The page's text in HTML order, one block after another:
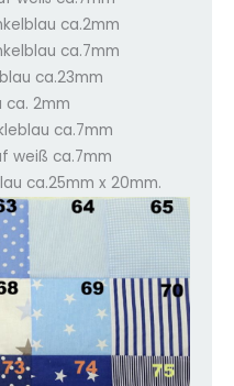
ca.2mm
ca.7mm
ca.23mm
ca. 2mm
ca.7mm
weiß ca.7mm
ca.25mm x 20mm.